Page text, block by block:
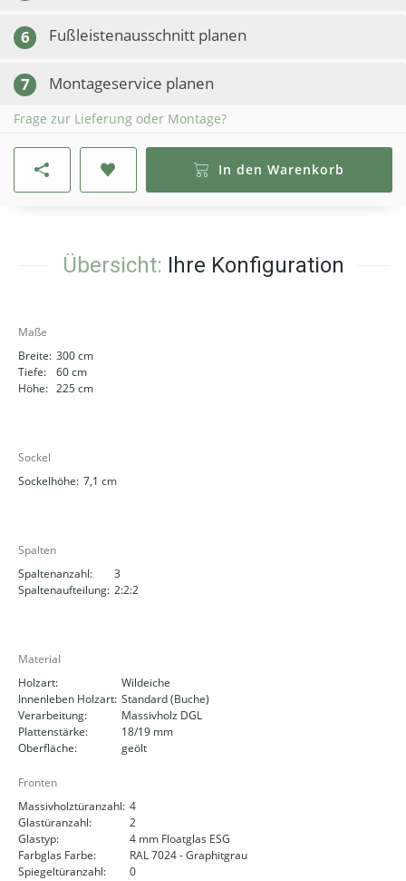
6 Fußleistenausschnitt planen
7 Montageservice planen
Frage zur Lieferung oder Montage?
In den Warenkorb
Übersicht: Ihre Konfiguration
Maße
Breite: 300 cm
Tiefe:
60 cm
Höhe: 225 cm
Sockel
Sockelhöhe: 7,1 cm
Spalten
Spaltenanzahl:
3
Spaltenaufteilung: 2:2:2
Material
Holzart:
Wildeiche
Innenleben Holzart: Standard (Buche)
Verarbeitung:
Massivholz DGL
Plattenstärke:
18/19 mm
Oberfläche:
geölt
Fronten
Massivholztüranzahl: 4
Glastüranzahl:
2
Glastyp:
4 mm Floatglas ESG
Farbglas Farbe:
RAL 7024 - Graphitgrau
Spiegeltüranzahl:
0